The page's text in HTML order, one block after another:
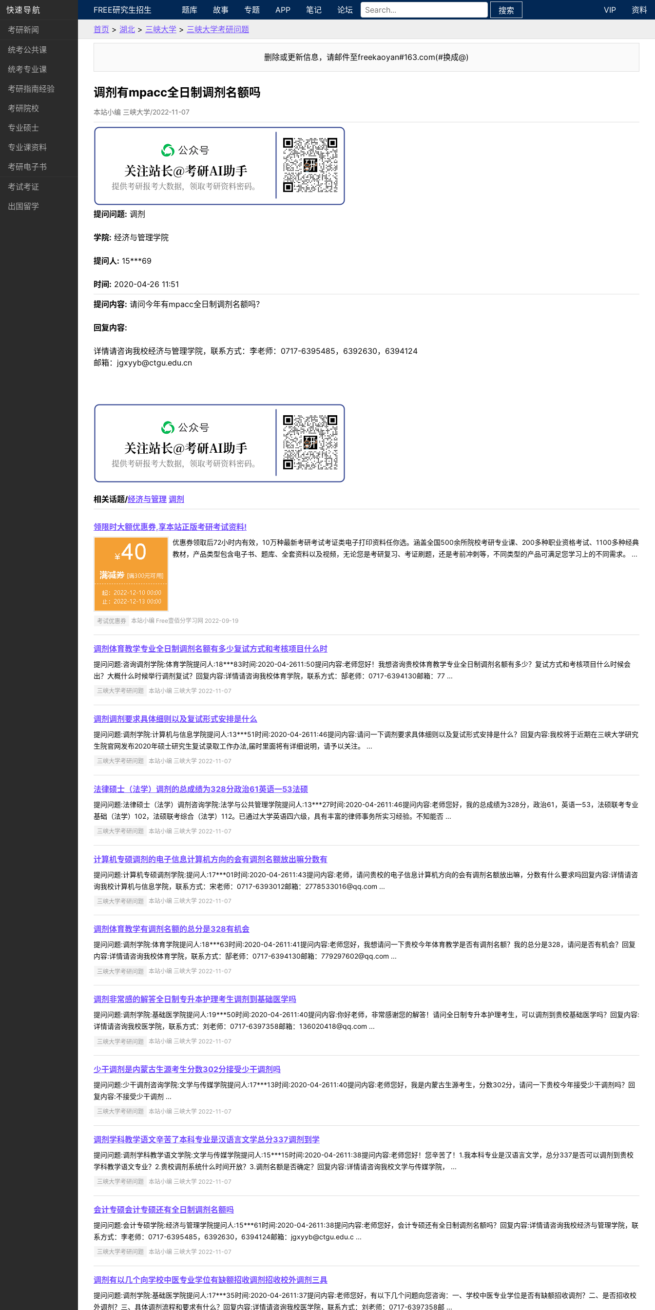
快速导航
考研新闻
统考公共课
统考专业课
考研指南经验
考研院校
专业硕士
专业课资料
考研电子书
考试考证
出国留学
FREE研究生招生 题库 故事 专题 APP 笔记 论坛 搜索 VIP
资料
首页 > 湖北 > 三峡大学 > 三峡大学考研问题
删除或更新信息，请邮件至freekaoyan#163.com(#换成@)
调剂有mpacc全日制调剂名额吗
本站小编 三峡大学/2022-11-07
提问问题: 调剂
学院: 经济与管理学院
提问人: 15***69
时间: 2020-04-26 11:51
提问内容: 请问今年有mpacc全日制调剂名额吗？
回复内容:
详情请咨询我校经济与管理学院，联系方式：李老师：0717-6395485，6392630，6394124
邮箱：jgxyyb@ctgu.edu.cn
相关话题/经济与管理 调剂
领限时大额优惠券,享本站正版考研考试资料!
优惠券领取后72小时内有效，10万种最新考研考试考证类电子打印资料任你选。涵盖全国500余所院校考研专业课、200多种职业资格考试、1100多种经典
教材，产品类型包含电子书、题库、全套资料以及视频，无论您是考研复习、考证刷题，还是考前冲刺等，不同类型的产品可满足您学习上的不同需求。 ...
考试优惠券 本站小编 Free壹佰分学习网 2022-09-19
调剂体育教学专业全日制调剂名额有多少复试方式和考核项目什么时
提问问题:咨询调剂学院:体育学院提问人:18***83时间:2020-04-2611:50提问内容:老师您好！我想咨询贵校体育教学专业全日制调剂名额有多少？复试方式和考核项目什么时候会
出？大概什么时候举行调剂复试？回复内容:详情请咨询我校体育学院，联系方式：郜老师：0717-6394130邮箱：77 ...
三峡大学考研问题 本站小编 三峡大学 2022-11-07
调剂调剂要求具体细则以及复试形式安排是什么
提问问题:调剂学院:计算机与信息学院提问人:13***51时间:2020-04-2611:46提问内容:请问一下调剂要求具体细则以及复试形式安排是什么？回复内容:我校将于近期在三峡大学研究
生院官网发布2020年硕士研究生复试录取工作办法,届时里面将有详细说明，请予以关注。 ...
三峡大学考研问题 本站小编 三峡大学 2022-11-07
法律硕士（法学）调剂的总成绩为328分政治61英语一53法硕
提问问题:法律硕士（法学）调剂咨询学院:法学与公共管理学院提问人:13***27时间:2020-04-2611:46提问内容:老师您好，我的总成绩为328分，政治61，英语一53，法硕联考专业
基础（法学）102，法硕联考综合（法学）112。已通过大学英语四六级，具有丰富的律师事务所实习经验。不知能否 ...
三峡大学考研问题 本站小编 三峡大学 2022-11-07
计算机专硕调剂的电子信息计算机方向的会有调剂名额放出嘛分数有
提问问题:计算机专硕调剂学院:提问人:17***01时间:2020-04-2611:43提问内容:老师，请问贵校的电子信息计算机方向的会有调剂名额放出嘛，分数有什么要求吗回复内容:详情请咨
询我校计算机与信息学院，联系方式：宋老师：0717-6393012邮箱：2778533016@qq.com ...
三峡大学考研问题 本站小编 三峡大学 2022-11-07
调剂体育教学有调剂名额的总分是328有机会
提问问题:调剂学院:体育学院提问人:18***63时间:2020-04-2611:41提问内容:老师您好，我想请问一下贵校今年体育教学是否有调剂名额？我的总分是328，请问是否有机会？回复
内容:详情请咨询我校体育学院，联系方式：郜老师：0717-6394130邮箱：779297602@qq.com ...
三峡大学考研问题 本站小编 三峡大学 2022-11-07
调剂非常感的解答全日制专升本护理考生调剂到基础医学吗
提问问题:调剂学院:基础医学院提问人:19***50时间:2020-04-2611:40提问内容:你好老师，非常感谢您的解答！请问全日制专升本护理考生，可以调剂到贵校基础医学吗？回复内容:
详情请咨询我校医学院，联系方式：刘老师：0717-6397358邮箱：136020418@qq.com ...
三峡大学考研问题 本站小编 三峡大学 2022-11-07
少干调剂是内蒙古生源考生分数302分接受少干调剂吗
提问问题:少干调剂咨询学院:文学与传媒学院提问人:17***13时间:2020-04-2611:40提问内容:老师您好，我是内蒙古生源考生，分数302分，请问一下贵校今年接受少干调剂吗？回
复内容:不接受少干调剂 ...
三峡大学考研问题 本站小编 三峡大学 2022-11-07
调剂学科教学语文辛苦了本科专业是汉语言文学总分337调剂到学
提问问题:调剂学科教学语文学院:文学与传媒学院提问人:15***15时间:2020-04-2611:38提问内容:老师您好！您辛苦了！1.我本科专业是汉语言文学，总分337是否可以调剂到贵校
学科教学语文专业？2.贵校调剂系统什么时间开放？3.调剂名额是否确定？回复内容:详情请咨询我校文学与传媒学院， ...
三峡大学考研问题 本站小编 三峡大学 2022-11-07
会计专硕会计专硕还有全日制调剂名额吗
提问问题:会计专硕学院:经济与管理学院提问人:15***61时间:2020-04-2611:38提问内容:老师您好，会计专硕还有全日制调剂名额吗？回复内容:详情请咨询我校经济与管理学院，联
系方式：李老师：0717-6395485，6392630，6394124邮箱：jgxyyb@ctgu.edu.c ...
三峡大学考研问题 本站小编 三峡大学 2022-11-07
调剂有以几个向学校中医专业学位有缺额招收调剂招收校外调剂三具
提问问题:调剂学院:基础医学院提问人:17***35时间:2020-04-2611:37提问内容:老师您好，有以下几个问题向您咨询：一、学校中医专业学位是否有缺额招收调剂？二、是否招收校
外调剂？三、具体调剂流程和要求有什么？回复内容:详情请咨询我校医学院，联系方式：刘老师：0717-6397358邮 ...